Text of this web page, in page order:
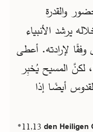
والقدرة
يرشد الأنبياء
لإرادته. أعطى
لكنَّ المسيح يُخبِر
أيضًا إذا
*11,13 den Heiligen